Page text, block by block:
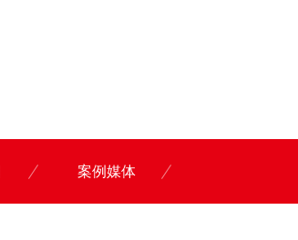
案例媒体